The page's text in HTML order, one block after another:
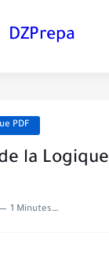
DZPrepa
PDF
la Logique
1 Minutes to read